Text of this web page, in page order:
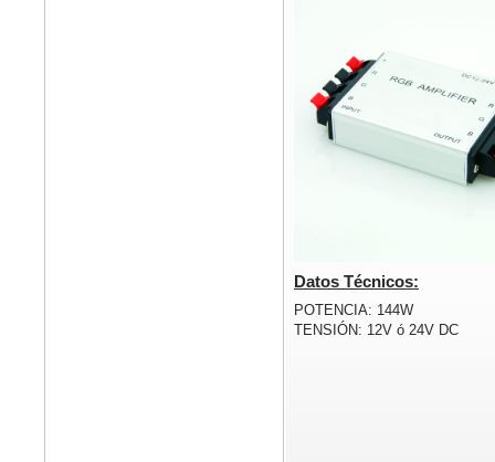
Datos Técnicos:
POTENCIA: 144W
TENSIÓN: 12V ó 24V DC